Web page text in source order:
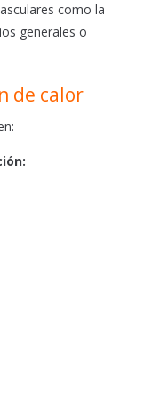
como la
generales o
de calor